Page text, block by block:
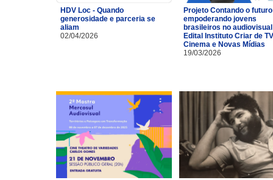
HDV Loc - Quando
generosidade e parceria se
aliam
02/04/2026
Projeto Contando o
empoderando jovens
brasileiros no
Edital Instituto Criar de
Cinema e Novas Mídias
19/03/2026